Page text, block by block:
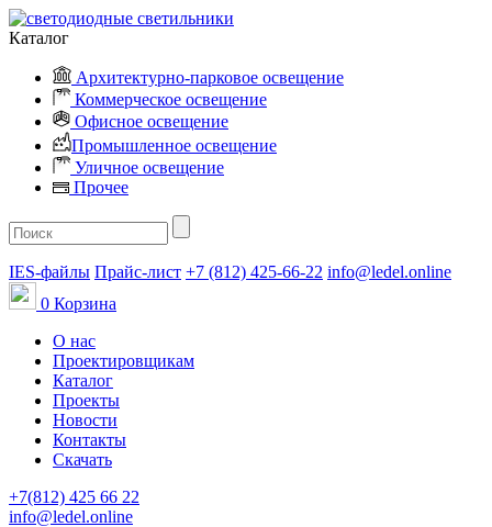
Каталог
Архитектурно-парковое освещение
Коммерческое освещение
Офисное освещение
Промышленное освещение
Уличное освещение
Прочее
IES-файлы Прайс-лист +7 (812) 425-66-22 info@ledel.online
0 Корзина
О нас
Проектировщикам
Каталог
Проекты
Новости
Контакты
Скачать
+7(812) 425 66 22
info@ledel.online